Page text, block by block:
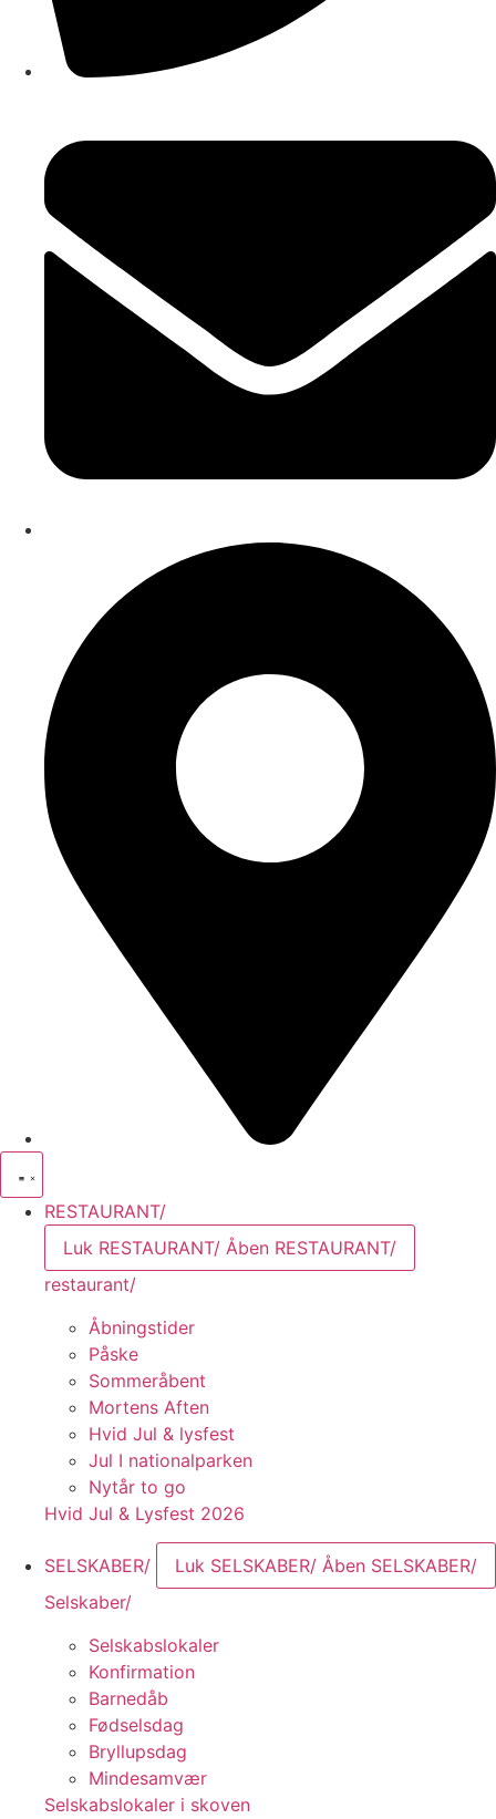
RESTAURANT/
Luk RESTAURANT/ Åben RESTAURANT/
restaurant/
Åbningstider
Påske
Sommeråbent
Mortens Aften
Hvid Jul & lysfest
Jul I nationalparken
Nytår to go
Hvid Jul & Lysfest 2026
SELSKABER/ Luk SELSKABER/ Åben SELSKABER/
Selskaber/
Selskabslokaler
Konfirmation
Barnedåb
Fødselsdag
Bryllupsdag
Mindesamvær
Selskabslokaler i skoven